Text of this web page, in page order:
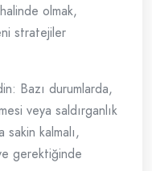
olmak,
stratejiler
Bazı durumlarda,
veya saldırganlık
sakin kalmalı,
gerektiğinde